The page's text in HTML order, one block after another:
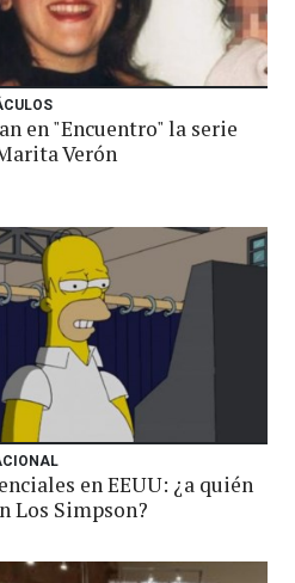
en "Encuentro" la serie
Verón
en EEUU: ¿a quién
Los Simpson?